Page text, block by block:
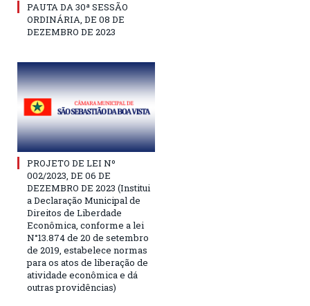
PAUTA DA 30ª SESSÃO
ORDINÁRIA, DE 08 DE
DEZEMBRO DE 2023
PROJETO DE LEI Nº
002/2023, DE 06 DE
DEZEMBRO DE 2023 (Institui
a Declaração Municipal de
Direitos de Liberdade
Econômica, conforme a lei
N°13.874 de 20 de setembro
de 2019, estabelece normas
para os atos de liberação de
atividade econômica e dá
outras providências)